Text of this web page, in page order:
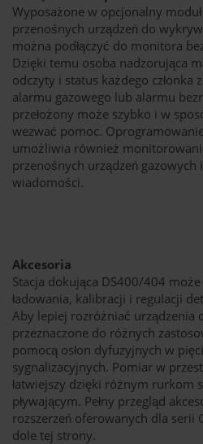
Wyposażone w opcjonalny
przenośnych urządzeń do
można podłączyć do monitora
Dzięki temu osoba nadzorująca
odczyty i status każdego członka
alarmu gazowego lub alarmu
przełożony może szybko i w
wezwać pomoc.
umożliwia również
przenośnych urządzeń gazowych
wiadomości.
Akcesoria
Stacja dokująca DS400/404
ładowania, kalibracji i regulacji
Aby lepiej rozróżniać urządzenia
przeznaczone do różnych
pomocą osłon dyfuzyjnych w
sygnalizacyjnych. Pomiar w
łatwiejszy dzięki różnym rurkom
pływającym. Pełny przegląd
rozszerzeń oferowanych dla serii
dole tej strony.